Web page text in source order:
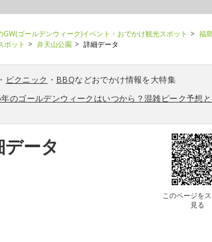
GW(ゴールデンウィーク)イベント・おでかけ観光スポット
福
ポット
弁天山公園 詳細データ
・ ピクニック ・ BBQなどおでかけ情報を大特集
のゴールデンウィークはいつから？混雑ピーク予想
ータ
このページを
見る